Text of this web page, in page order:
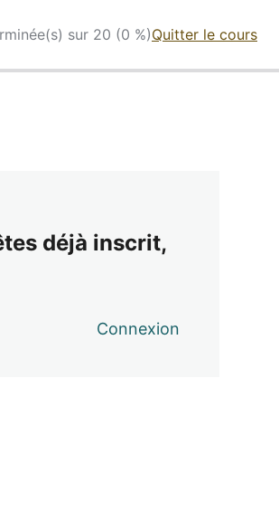
sur 20 (0 %)Quitter le cours
déjà inscrit,
Connexion